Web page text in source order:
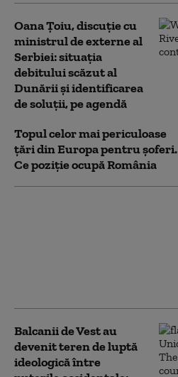
Oana Țoiu, discuție cu
ministrul de externe al
Serbiei: situația
debitului scăzut al
Dunării și identificarea
de soluții, pe agendă
Topul celor mai periculoase
țări din Europa pentru șoferi.
Ce poziție ocupă România
Balcanii de Vest au
devenit teren de luptă
ideologică între